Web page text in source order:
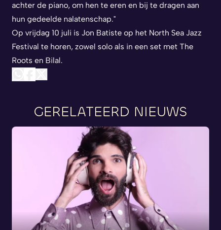
achter de piano, om hen te eren en bij te dragen aan
hun gedeelde nalatenschap."
Op vrijdag 10 juli is Jon Batiste op het North Sea Jazz
Festival te horen, zowel solo als in een set met The
Roots en Bilal.
GERELATEERD NIEUWS